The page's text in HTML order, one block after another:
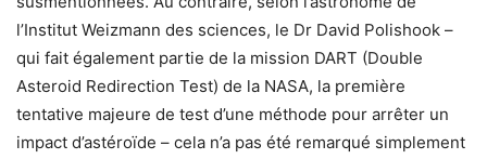
l’Institut Weizmann des sciences, le Dr David Polishook –
qui fait également partie de la mission DART (Double
Asteroid Redirection Test) de la NASA, la première
tentative majeure de test d’une méthode pour arrêter un
impact d’astéroïde – cela n’a pas été remarqué simplement